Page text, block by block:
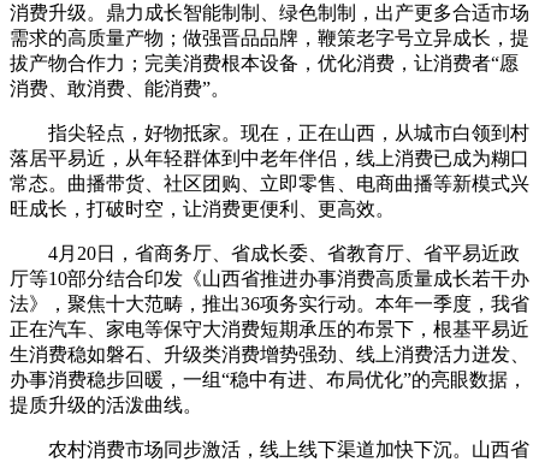
消费升级。鼎力成长智能制制、绿色制制，出产更多合适市场
需求的高质量产物；做强晋品品牌，鞭策老字号立异成长，提
拔产物合作力；完美消费根本设备，优化消费，让消费者“愿
消费、敢消费、能消费”。
指尖轻点，好物抵家。现在，正在山西，从城市白领到村
落居平易近，从年轻群体到中老年伴侣，线上消费已成为糊口
常态。曲播带货、社区团购、立即零售、电商曲播等新模式兴
旺成长，打破时空，让消费更便利、更高效。
4月20日，省商务厅、省成长委、省教育厅、省平易近政
厅等10部分结合印发《山西省推进办事消费高质量成长若干办
法》，聚焦十大范畴，推出36项务实行动。本年一季度，我省
正在汽车、家电等保守大消费短期承压的布景下，根基平易近
生消费稳如磐石、升级类消费增势强劲、线上消费活力迸发、
办事消费稳步回暖，一组“稳中有进、布局优化”的亮眼数据，
提质升级的活泼曲线。
农村消费市场同步激活，线上线下渠道加快下沉。山西省